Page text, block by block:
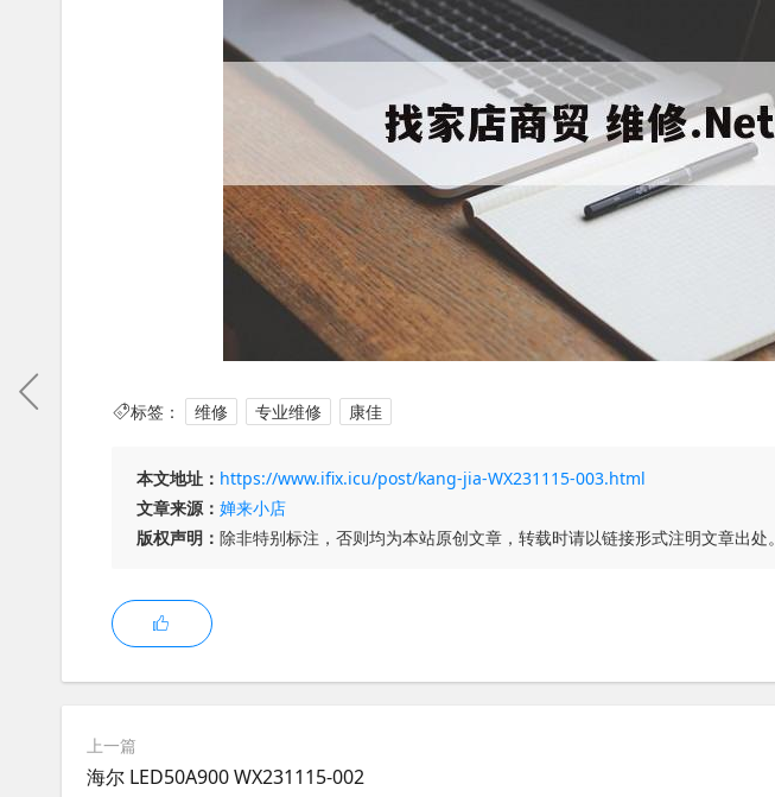
标签： 维修 专业维修 康佳
本文地址： https://www.ifix.icu/post/kang-jia-WX231115-003.html
文章来源： 婵来小店
版权声明： 除非特别标注，否则均为本站原创文章，转载时请以链接形式注明文章出处。
上一篇
海尔 LED50A900 WX231115-002